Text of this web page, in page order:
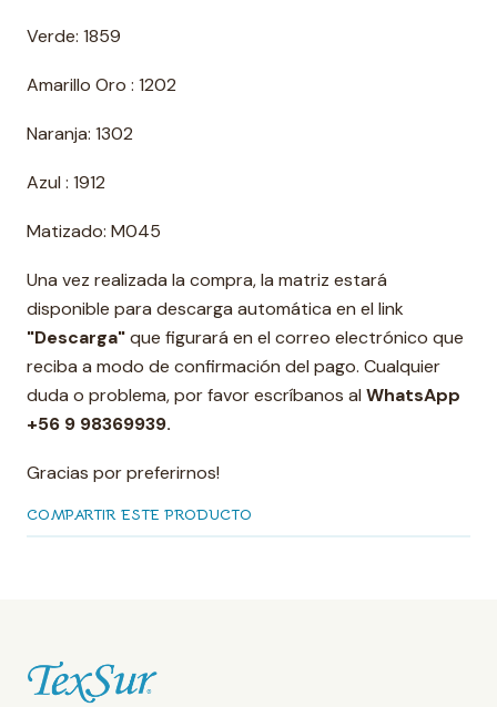
Verde: 1859
Amarillo Oro : 1202
Naranja: 1302
Azul : 1912
Matizado: M045
Una vez realizada la compra, la matriz estará
disponible para descarga automática en el link
"Descarga"que figurará en el correo electrónico que
reciba a modo de confirmación del pago. Cualquier
duda o problema, por favor escríbanos al WhatsApp
+56 9 98369939.
Gracias por preferirnos!
COMPARTIR ESTE PRODUCTO